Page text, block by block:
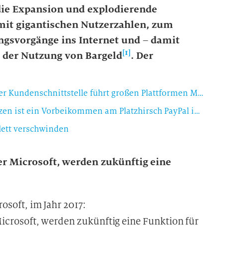
Expansion und explodierende
gigantischen Nutzerzahlen, zum
ins Internet und – damit
Nutzung von Bargeld[1]. Der
These: Die breite Marktmacht und Verankerung an der Kundenschnittstelle führt großen Plattformen Marktanteile im Zahlungsverkehr zu
These: Kreditkarte vs. PayPal – mit etablierten Ansätzen ist ein Vorbeikommen am Platzhirsch PayPal im Zahlungsverkehr nicht leicht
verschwinden
Microsoft, werden zukünftig eine
im Jahr 2017:
werden zukünftig eine Funktion für